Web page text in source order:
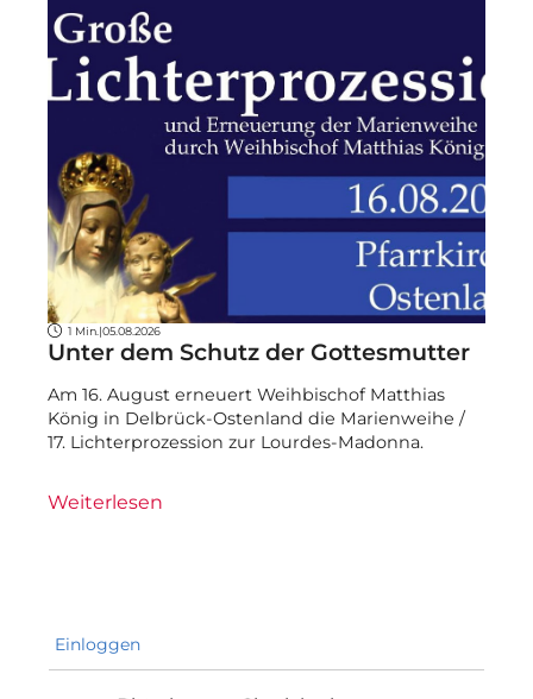
1 Min. |05.08.2026
Unter dem Schutz der Gottesmutter
Am 16. August erneuert Weihbischof Matthias
König in Delbrück-Ostenland die Marienweihe /
17. Lichterprozession zur Lourdes-Madonna.
Weiterlesen
Einloggen